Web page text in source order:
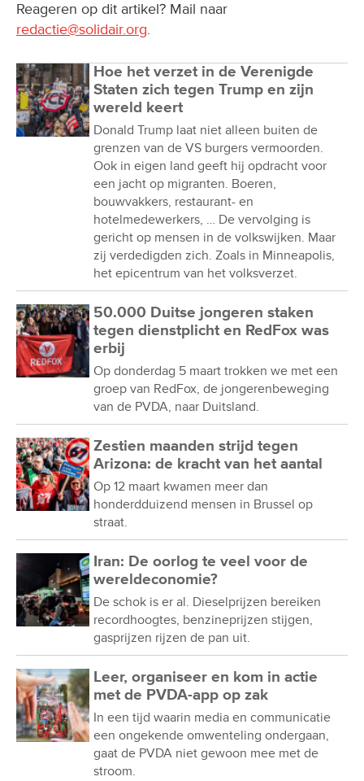
Reageren op dit artikel? Mail naar
redactie@solidair.org.
Hoe het verzet in de Verenigde
Staten zich tegen Trump en zijn
wereld keert
Donald Trump laat niet alleen buiten de
grenzen van de VS burgers vermoorden.
Ook in eigen land geeft hij opdracht voor
een jacht op migranten. Boeren,
bouwvakkers, restaurant- en
hotelmedewerkers, … De vervolging is
gericht op mensen in de volkswijken. Maar
zij verdedigden zich. Zoals in Minneapolis,
het epicentrum van het volksverzet.
50.000 Duitse jongeren staken
tegen dienstplicht en RedFox was
erbij
Op donderdag 5 maart trokken we met een
groep van RedFox, de jongerenbeweging
van de PVDA, naar Duitsland.
Zestien maanden strijd tegen
Arizona: de kracht van het aantal
Op 12 maart kwamen meer dan
honderdduizend mensen in Brussel op
straat.
Iran: De oorlog te veel voor de
wereldeconomie?
De schok is er al. Dieselprijzen bereiken
recordhoogtes, benzineprijzen stijgen,
gasprijzen rijzen de pan uit.
Leer, organiseer en kom in actie
met de PVDA-app op zak
In een tijd waarin media en communicatie
een ongekende omwenteling ondergaan,
gaat de PVDA niet gewoon mee met de
stroom.